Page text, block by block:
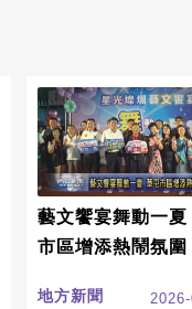
藝文饗宴舞動一夏
市區增添熱鬧氛圍
地方新聞